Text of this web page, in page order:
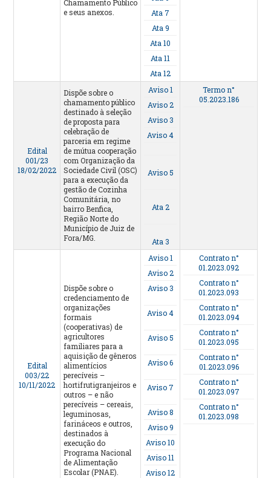
Chamamento Público
e seus anexos.
Ata 7
Ata 9
Ata 10
Ata 11
Ata 12
Edital
001/23
18/02/2022
Dispõe sobre o
chamamento público
destinado à seleção
de proposta para
celebração de
parceria em regime
de mútua cooperação
com Organização da
Sociedade Civil (OSC)
para a execução da
gestão de Cozinha
Comunitária, no
bairro Benfica,
Região Norte do
Município de Juiz de
Fora/MG.
Aviso 1
Aviso 2
Aviso 3
Aviso 4
Aviso 5
Ata 2
Ata 3
Termo n°
05.2023.186
Edital
003/22
10/11/2022
Dispõe sobre o
credenciamento de
organizações
formais
(cooperativas) de
agricultores
familiares para a
aquisição de gêneros
alimentícios
perecíveis –
hortifrutigranjeiros e
outros – e não
perecíveis – cereais,
leguminosas,
farináceos e outros,
destinados à
execução do
Programa Nacional
de Alimentação
Escolar (PNAE).
Aviso 1
Aviso 2
Aviso 3
Aviso 4
Aviso 5
Aviso 6
Aviso 7
Aviso 8
Aviso 9
Aviso 10
Aviso 11
Aviso 12
Contrato n°
01.2023.092
Contrato n°
01.2023.093
Contrato n°
01.2023.094
Contrato n°
01.2023.095
Contrato n°
01.2023.096
Contrato n°
01.2023.097
Contrato n°
01.2023.098